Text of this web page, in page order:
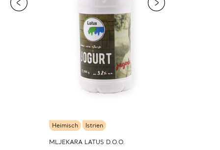
Heimisch Istrien
MLJEKARA LATUS D.O.O.